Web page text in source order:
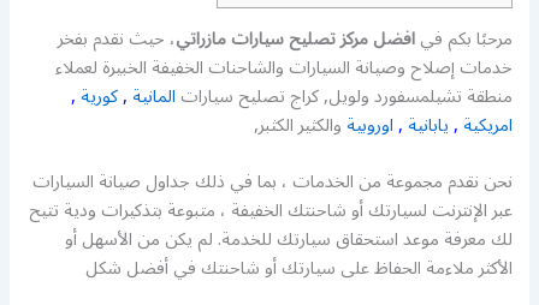
مرحبًا بكم فيافضل مركز تصليح سيارات مازراتي، حيث نقدم بفخر
خدمات إصلاح وصيانة السيارات والشاحنات الخفيفة الخبيرة لعملاء
منطقة تشيلمسفورد ولويل, كراج تصليح سياراتالمانية,كورية,
امريكية,يابانية,اوروبيةوالكثير الكثبر,
نحن نقدم مجموعة من الخدمات ، بما في ذلك جداول صيانة السيارات
عبر الإنترنت لسيارتك أو شاحنتك الخفيفة ، متبوعة بتذكيرات ودية تتيح
لك معرفة موعد استحقاق سيارتك للخدمة. لم يكن من الأسهل أو
الأكثر ملاءمة الحفاظ على سيارتك أو شاحنتك في أفضل شكل